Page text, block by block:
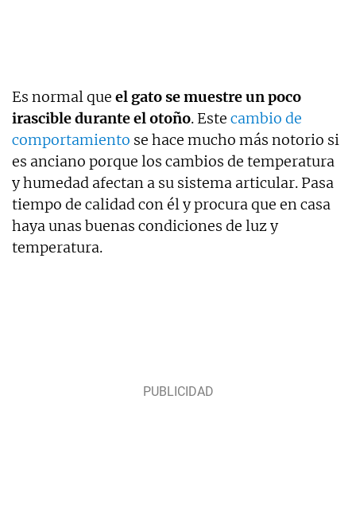
Es normal que el gato se muestre un poco
irascible durante el otoño. Este cambio de
comportamiento se hace mucho más notorio si
es anciano porque los cambios de temperatura
y humedad afectan a su sistema articular. Pasa
tiempo de calidad con él y procura que en casa
haya unas buenas condiciones de luz y
temperatura.